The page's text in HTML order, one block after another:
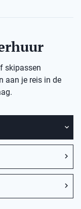
skipassen
aan je reis in de